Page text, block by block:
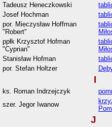
Tadeusz Heneczkowski
Josef Hochman
por. Mieczysław Hoffman
"Robert"
ppłk Krzysztof Hofman
"Cyprian"
Stanisław Hofman
por. Stefan Holtzer
I
ks. Roman Indrzejczyk
szer. Jegor Iwanow
J